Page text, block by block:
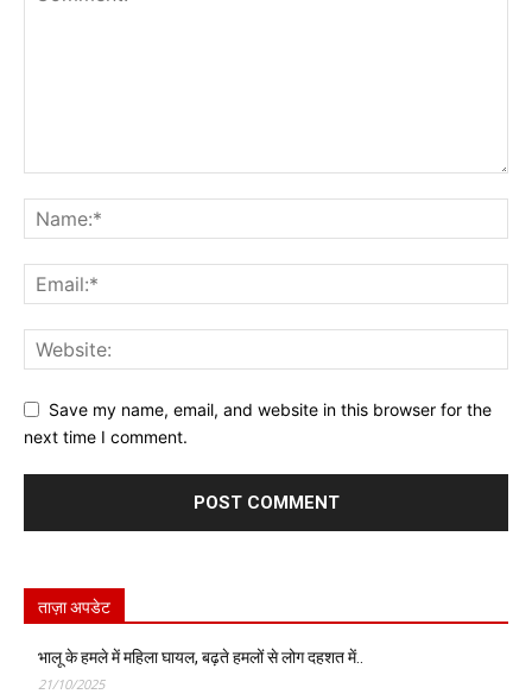
Save my name, email, and website in this browser for the
next time I comment.
ताज़ा अपडेट
भालू के हमले में महिला घायल, बढ़ते हमलों से लोग दहशत में..
21/10/2025